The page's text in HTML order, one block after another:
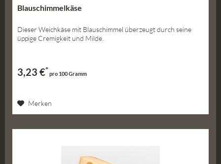
Blauschimmelkäse
Dieser Weichkäse mit Blauschimmel überzeugt durch seine
üppige Cremigkeit und Milde.
3,23 €*pro 100 Gramm
Merken